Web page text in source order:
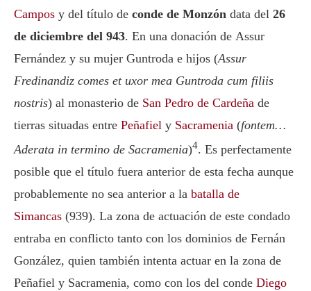
Campos y del título de conde de Monzón data del 26
de diciembre del 943. En una donación de Assur
Fernández y su mujer Guntroda e hijos (Assur
Fredinandiz comes et uxor mea Guntroda cum filiis
nostris) al monasterio de San Pedro de Cardeña de
tierras situadas entre Peñafiel y Sacramenia (fontem…
Aderata in termino de Sacramenia)4. Es perfectamente
posible que el título fuera anterior de esta fecha aunque
probablemente no sea anterior a la batalla de
Simancas (939). La zona de actuación de este condado
entraba en conflicto tanto con los dominios de Fernán
González, quien también intenta actuar en la zona de
Peñafiel y Sacramenia, como con los del conde Diego